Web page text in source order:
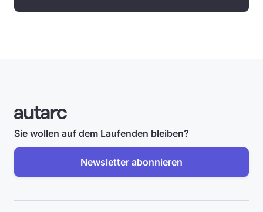
Sie wollen auf dem Laufenden bleiben?
Newsletter abonnieren